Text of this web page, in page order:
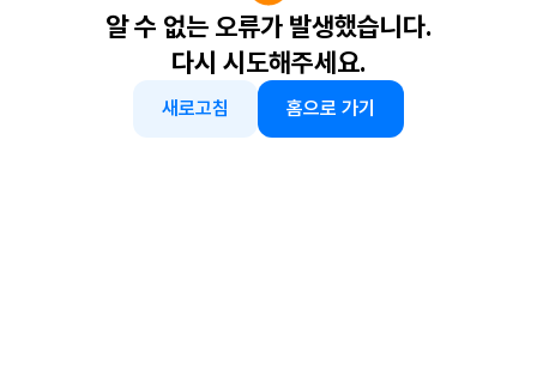
알 수 없는 오류가 발생했습니다.
다시 시도해주세요.
새로고침 홈으로 가기